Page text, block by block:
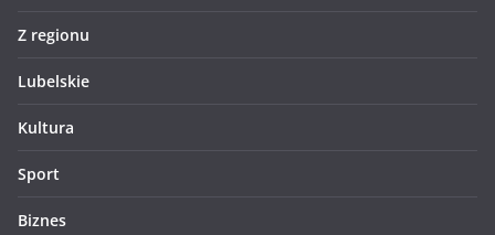
Z regionu
Lubelskie
Kultura
Sport
Biznes